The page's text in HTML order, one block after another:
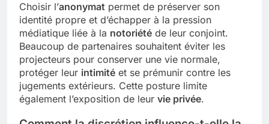
Choisir l’anonymat permet de préserver son
identité propre et d’échapper à la pression
médiatique liée à la notoriété de leur conjoint.
Beaucoup de partenaires souhaitent éviter les
projecteurs pour conserver une vie normale,
protéger leur intimité et se prémunir contre les
jugements extérieurs. Cette posture limite
également l’exposition de leur vie privée.